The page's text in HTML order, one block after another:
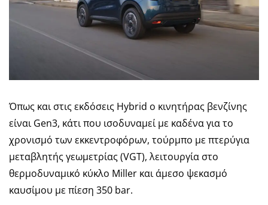
Όπως και στις εκδόσεις Hybrid ο κινητήρας βενζίνης
είναι Gen3, κάτι που ισοδυναμεί με καδένα για το
χρονισμό των εκκεντροφόρων, τούρμπο με πτερύγια
μεταβλητής γεωμετρίας (VGT), λειτουργία στο
θερμοδυναμικό κύκλο Miller και άμεσο ψεκασμό
καυσίμου με πίεση 350 bar.